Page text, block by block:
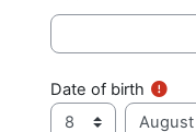
Date of birth
Date of birth
Tag Monat